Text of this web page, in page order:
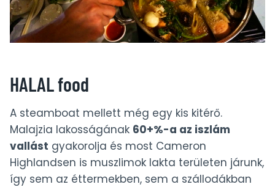
HALAL food
A steamboat mellett még egy kis kitérő.
Malajzia lakosságának 60+%-a az iszlám
vallást gyakorolja és most Cameron
Highlandsen is muszlimok lakta területen járunk,
így sem az éttermekben, sem a szállodákban